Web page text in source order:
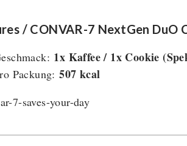
/ CONVAR-7 NextGen DuO
1x Kaffee / 1x Cookie
Packung:507 kcal